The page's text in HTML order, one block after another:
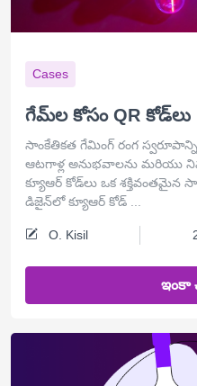
Cases
గేమ్‌ల కోసం QR కోడ్‌లు
సాంకేతికత గేమింగ్ రంగ స్వరూపాన్ని
ఆటగాళ్ల అనుభవాలను మరియు
క్యూఆర్ కోడ్‌లు ఒక
డిజైన్‌లో క్యూఆర్ కోడ్‌ ...
O. Kisil
ఇంకా